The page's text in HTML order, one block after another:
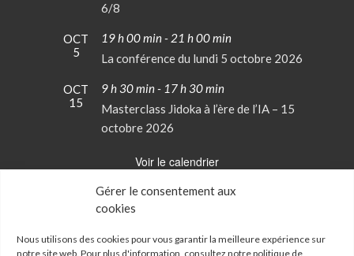
Gérer le consentement aux
cookies
Nous utilisons des cookies pour vous garantir la meilleure expérience sur
notre site web. Pour plus d'information, consultez notrepolitique de
6/8
OCT
5
19 h 00 min- 21 h 00 min
La conférence du lundi 5 octobre 2026
OCT
15
9 h 30 min- 17 h 30 min
Masterclass Jidoka à l’ère de l’IA – 15
octobre 2026
Voir le calendrier